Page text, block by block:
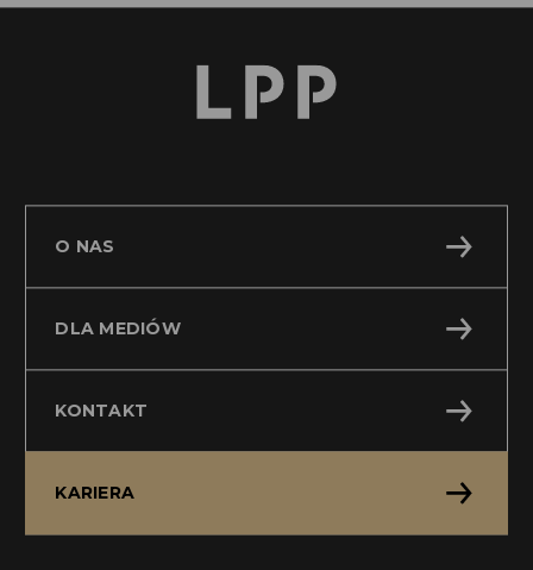
O NAS
DLA MEDIÓW
KONTAKT
KARIERA